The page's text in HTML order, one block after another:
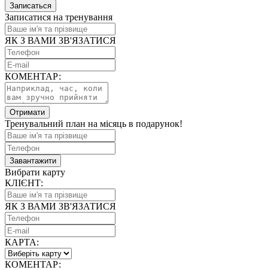
Записаться
Записатися на тренування
ЯК З ВАМИ ЗВ'ЯЗАТИСЯ
КОМЕНТАР:
Отримати
Тренувальний план на місяць в подарунок!
Завантажити
Вибрати карту
КЛІЄНТ:
ЯК З ВАМИ ЗВ'ЯЗАТИСЯ
КАРТА:
КОМЕНТАР: